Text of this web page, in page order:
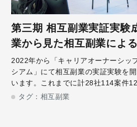
第三期 相互副業実証実験
業から見た相互副業によ
2022年から「キャリアオーナーシッ
シアム」にて相互副業の実証実験を
います。これまでに計28社114案件
相互副業が誕生しました。今回は相
タグ： 相互副業